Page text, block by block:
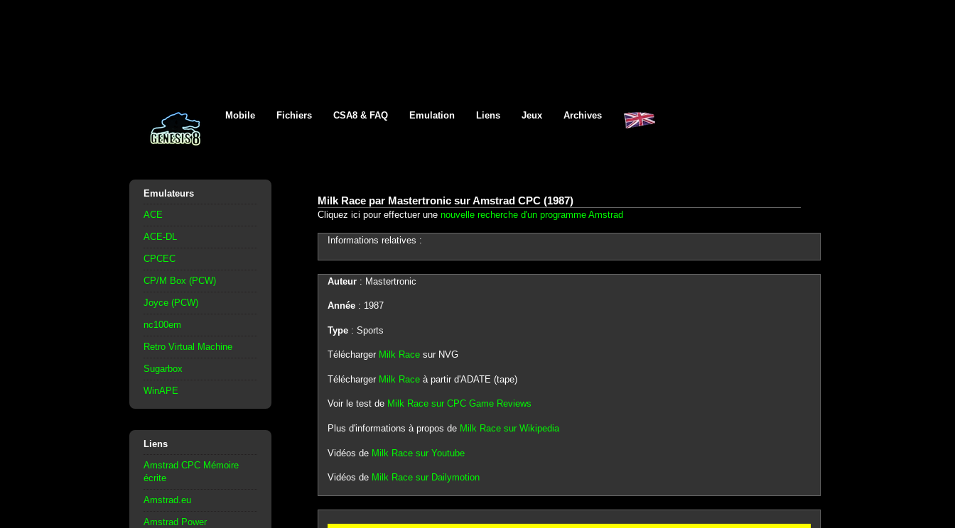
Mobile Fichiers CSA8 & FAQ Emulation Liens Jeux Archives
Emulateurs
ACE
ACE-DL
CPCEC
CP/M Box (PCW)
Joyce (PCW)
nc100em
Retro Virtual Machine
Sugarbox
WinAPE
Liens
Amstrad CPC Mémoire
écrite
Amstrad.eu
Amstrad Power
Milk Race par Mastertronic sur Amstrad CPC (1987)
Cliquez ici pour effectuer une nouvelle recherche d'un programme Amstrad
Informations relatives :
Auteur: Mastertronic
Année: 1987
Type: Sports
Télécharger Milk Racesur NVG
Télécharger Milk Raceà partir d'ADATE (tape)
Voir le test de Milk Race sur CPC Game Reviews
Plus d'informations à propos de Milk Race sur Wikipedia
Vidéos de Milk Race sur Youtube
Vidéos de Milk Race sur Dailymotion